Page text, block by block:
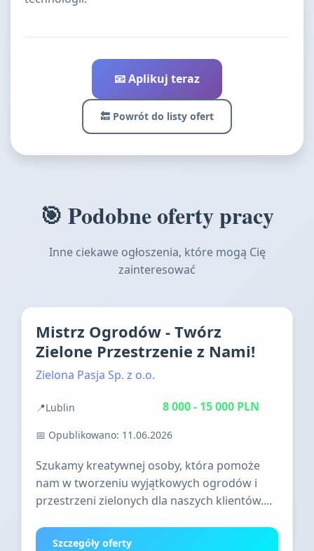
📧 Aplikuj teraz
🔙 Powrót do listy ofert
🎯 Podobne oferty pracy
Inne ciekawe ogłoszenia, które mogą Cię
zainteresować
Mistrz Ogrodów - Twórz
Zielone Przestrzenie z Nami!
Zielona Pasja Sp. z o.o.
📍Lublin 8 000 - 15 000 PLN
📅 Opublikowano: 11.06.2026
Szukamy kreatywnej osoby, która pomoże
nam w tworzeniu wyjątkowych ogrodów i
przestrzeni zielonych dla naszych klientów....
Szczegóły oferty